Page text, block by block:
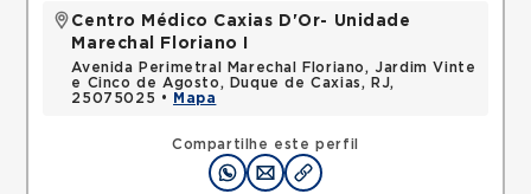
Compartilhe este perfil
Centro Médico Caxias D'Or- Unidade
Marechal Floriano I
Avenida Perimetral Marechal Floriano, Jardim Vinte
e Cinco de Agosto, Duque de Caxias, RJ,
25075025 •
Mapa